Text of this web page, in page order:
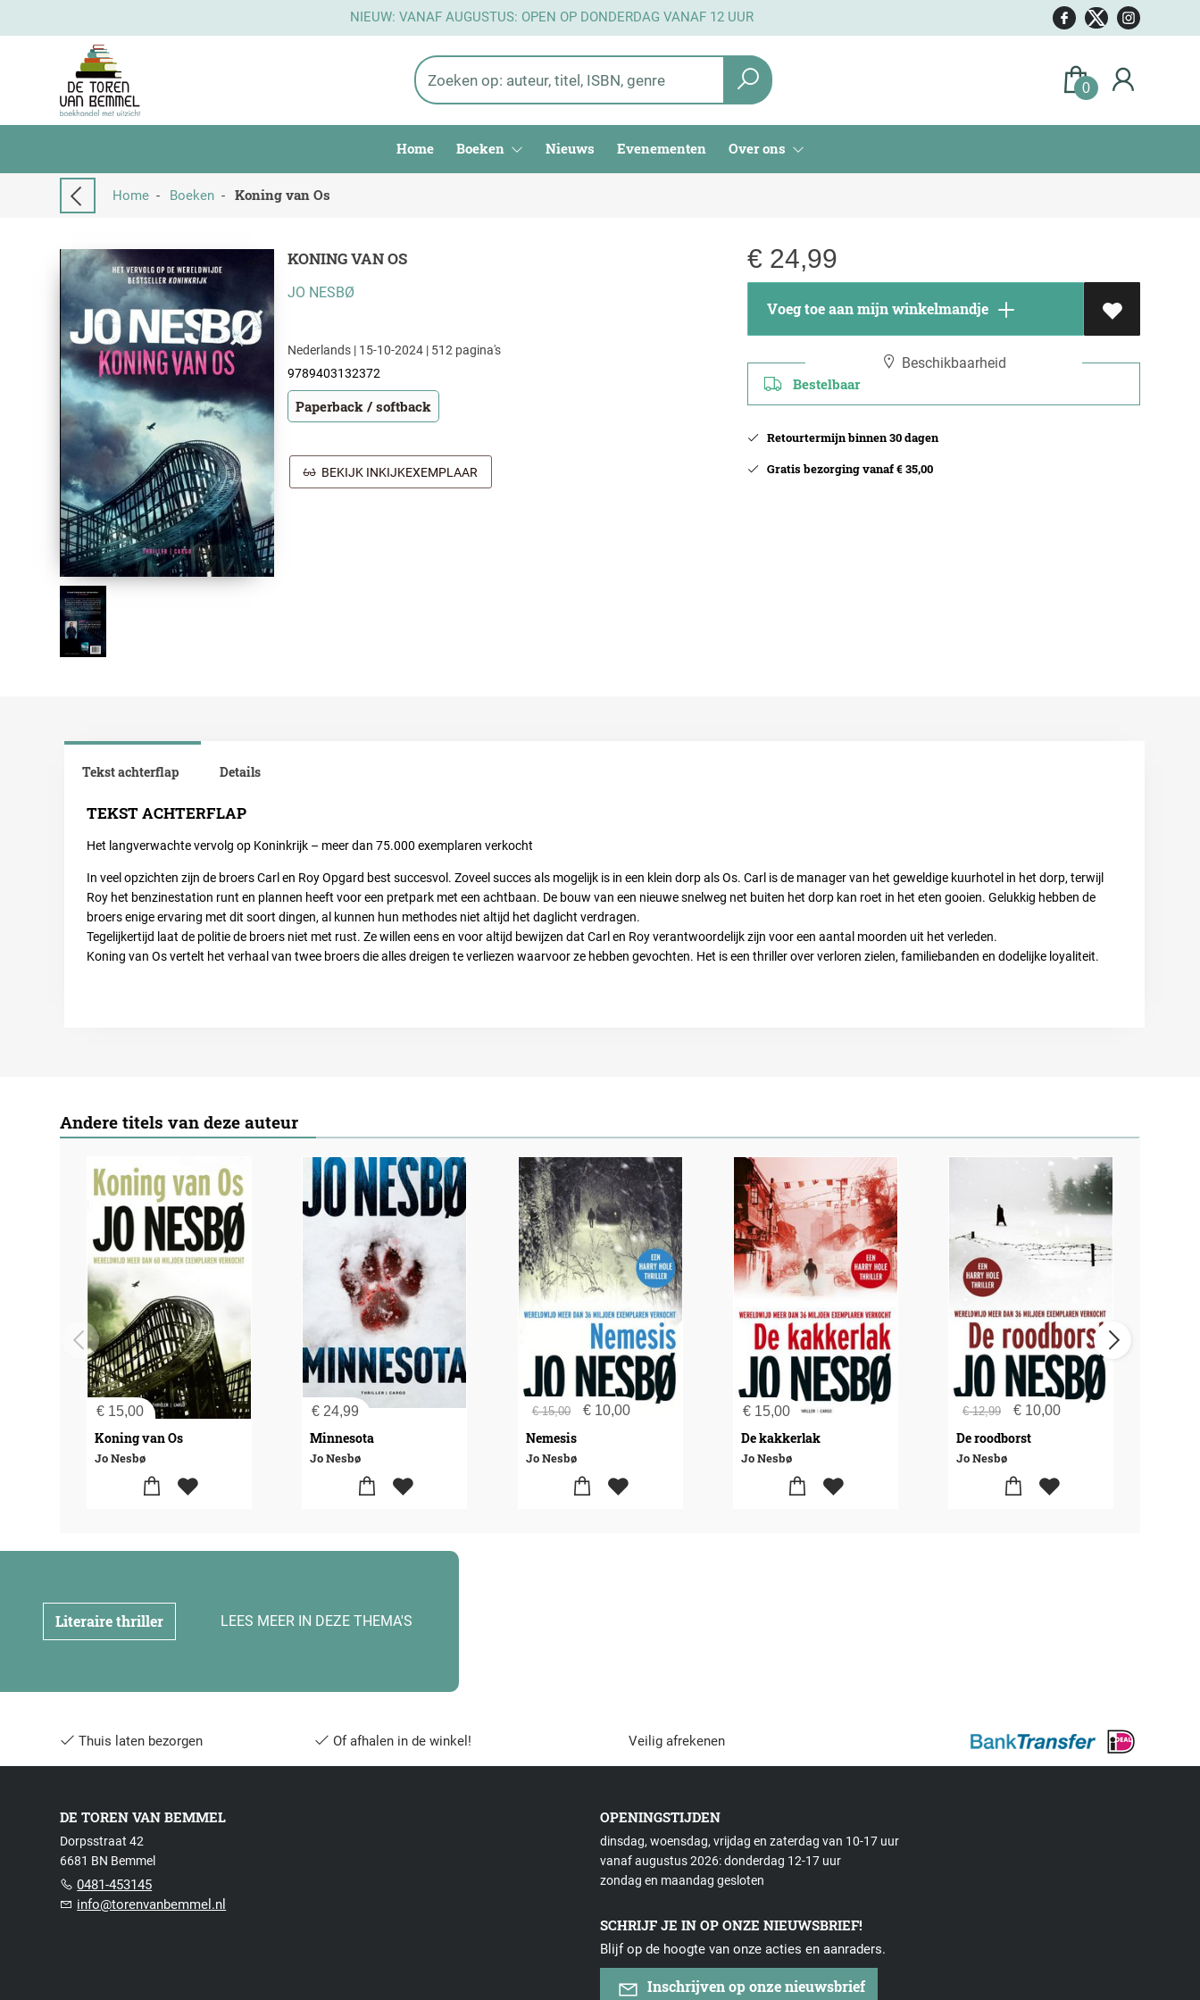
NIEUW: VANAF AUGUSTUS: OPEN OP DONDERDAG VANAF 12 UUR
0
Home Boeken Nieuws Evenementen Over ons
Home - Boeken - Koning van Os
KONING VAN OS
JO NESBØ
Nederlands | 15-10-2024 | 512 pagina's
9789403132372
Paperback / softback
BEKIJK INKIJKEXEMPLAAR
€ 24,99
Voeg toe aan mijn winkelmandje
Beschikbaarheid
Bestelbaar
Retourtermijn binnen 30 dagen
Gratis bezorging vanaf € 35,00
Tekst achterflap
TEKST ACHTERFLAP
Het langverwachte vervolg op Koninkrijk – meer dan 75.000 exemplaren verkocht
In veel opzichten zijn de broers Carl en Roy Opgard best succesvol. Zoveel succes als mogelijk is in een klein dorp als Os. Carl is de manager van het geweldige kuurhotel in het dorp, terwijl
Roy het benzinestation runt en plannen heeft voor een pretpark met een achtbaan. De bouw van een nieuwe snelweg net buiten het dorp kan roet in het eten gooien. Gelukkig hebben de
broers enige ervaring met dit soort dingen, al kunnen hun methodes niet altijd het daglicht verdragen.
Tegelijkertijd laat de politie de broers niet met rust. Ze willen eens en voor altijd bewijzen dat Carl en Roy verantwoordelijk zijn voor een aantal moorden uit het verleden.
Koning van Osvertelt het verhaal van twee broers die alles dreigen te verliezen waarvoor ze hebben gevochten. Het is een thriller over verloren zielen, familiebanden en dodelijke loyaliteit.
Details
Andere titels van deze auteur
€ 15,00
Koning van Os
Jo Nesbø
€ 24,99
Minnesota
Jo Nesbø
€15,00 €10,00
Nemesis
Jo Nesbø
€15,00
De kakkerlak
Jo Nesbø
€12,99 € 10,00
De roodborst
Jo Nesbø
Literaire thriller LEES MEER IN DEZE THEMA'S
Thuis laten bezorgen Of afhalen in de winkel! Veilig afrekenen
DE TOREN VAN BEMMEL
Dorpsstraat 42
6681 BN Bemmel
0481-453145
info@torenvanbemmel.nl
OPENINGSTIJDEN
dinsdag, woensdag, vrijdag en zaterdag van 10-17 uur
vanaf augustus 2026: donderdag 12-17 uur
zondag en maandag gesloten
SCHRIJF JE IN OP ONZE NIEUWSBRIEF!
Blijf op de hoogte van onze acties en aanraders.
Inschrijven op onze nieuwsbrief